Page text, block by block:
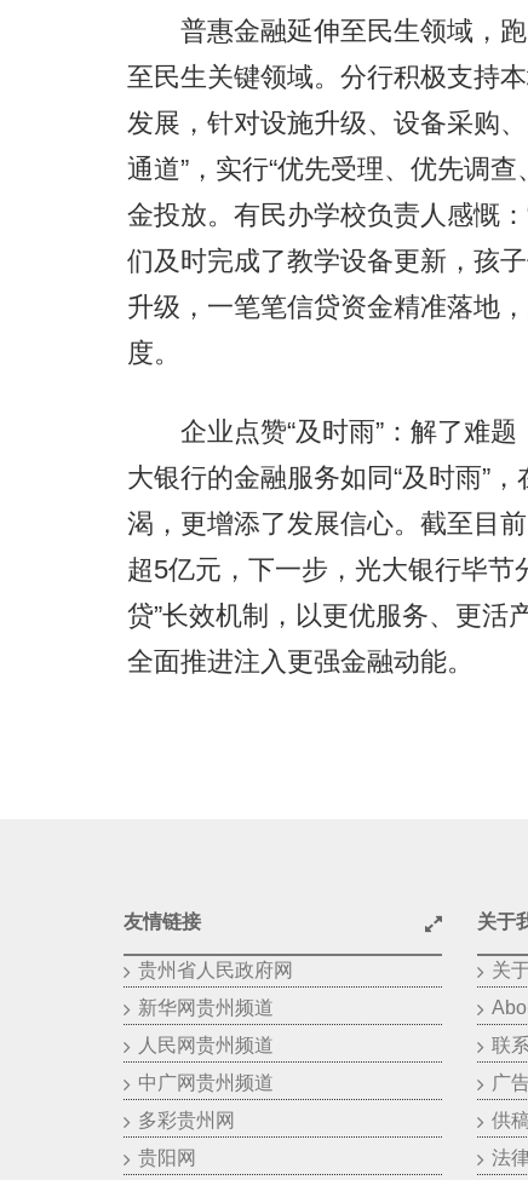
普惠金融延伸至民生领域，跑
至民生关键领域。分行积极支持
发展，针对设施升级、设备采购
通道”，实行“优先受理、优先调
金投放。有民办学校负责人感慨
们及时完成了教学设备更新，孩
升级，一笔笔信贷资金精准落地
度。
企业点赞“及时雨”：解了难题
大银行的金融服务如同“及时雨”
渴，更增添了发展信心。截至目
超5亿元，下一步，光大银行毕节
贷”长效机制，以更优服务、更活
全面推进注入更强金融动能。
友情链接
贵州省人民政府网
新华网贵州频道
人民网贵州频道
中广网贵州频道
多彩贵州网
贵阳网
关于
关
联
广
供
法